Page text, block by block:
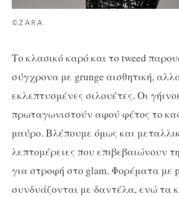
©ZARA
Το κλασικό καρό και το tweed
σύγχρονα με grunge αισθητική,
εκλεπτυσμένες σιλουέτες. Οι
πρωταγωνιστούν αφού φέτος το
μαύρο. Βλέπουμε όμως και
λεπτομέρειες που επιβεβαιώνουν
για στροφή στο glam. Φορέματα με
συνδυάζονται με δαντέλα, ενώ τα